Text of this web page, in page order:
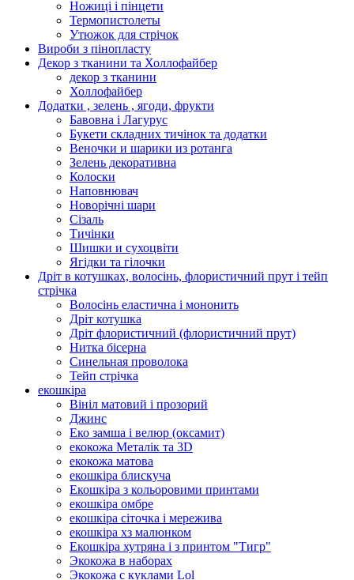
Ножиці і пінцети
Термопистолеты
Утюжок для стрічок
Вироби з пінопласту
Декор з тканини та Холлофайбер
декор з тканини
Холлофайбер
Додатки , зелень , ягоди, фрукти
Бавовна і Лагурус
Букети складних тичінок та додатки
Веночки и шарики из ротанга
Зелень декоративна
Колоски
Наповнювач
Новорічні шари
Сізаль
Тичінки
Шишки и сухоцвіти
Ягідки та гілочки
Дріт в котушках, волосінь, флористичний прут і тейп
стрічка
Волосінь еластична і мононить
Дріт котушка
Дріт флористичний (флористичний прут)
Нитка бісерна
Синельная проволока
Тейп стрічка
екошкіра
Вініл матовий і прозорий
Джинс
Еко замша і велюр (оксамит)
екокожа Металік та 3D
екокожа матова
екошкіра блискуча
Екошкіра з кольоровими принтами
екошкіра омбре
екошкіра сіточка і мережива
екошкіра хз малюнком
Екошкіра хутряна і з принтом "Тигр"
Экокожа в наборах
Экокожа с куклами Lol